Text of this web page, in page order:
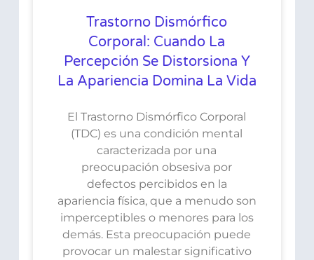
Trastorno Dismórfico
Corporal: Cuando La
Percepción Se Distorsiona Y
La Apariencia Domina La Vida
El Trastorno Dismórfico Corporal
(TDC) es una condición mental
caracterizada por una
preocupación obsesiva por
defectos percibidos en la
apariencia física, que a menudo son
imperceptibles o menores para los
demás. Esta preocupación puede
provocar un malestar significativo